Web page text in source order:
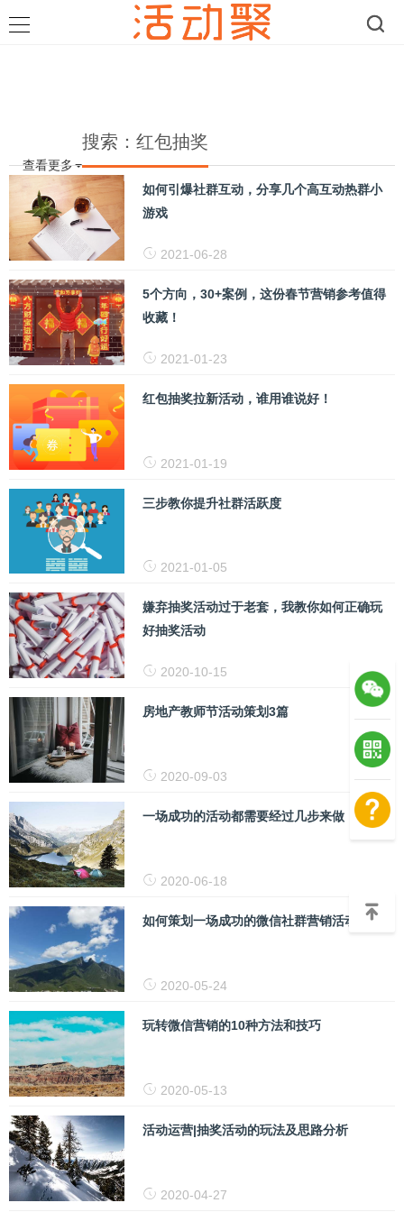
查看更多
搜索：红包抽奖
如何引爆社群互动，分享几个高互动热群小
游戏
2021-06-28
5个方向，30+案例，这份春节营销参考值得
收藏！
2021-01-23
红包抽奖拉新活动，谁用谁说好！
2021-01-19
三步教你提升社群活跃度
2021-01-05
嫌弃抽奖活动过于老套，我教你如何正确玩
好抽奖活动
2020-10-15
房地产教师节活动策划3篇
2020-09-03
一场成功的活动都需要经过几步来做
2020-06-18
如何策划一场成功的微信社群营销活动？
2020-05-24
玩转微信营销的10种方法和技巧
2020-05-13
活动运营|抽奖活动的玩法及思路分析
2020-04-27